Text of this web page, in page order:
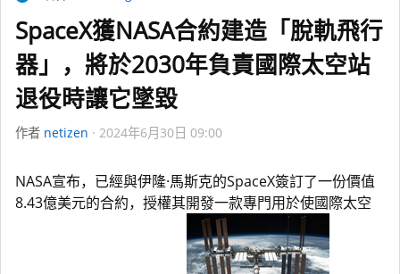
SpaceX獲NASA合約建造「脫軌飛行
器」，將於2030年負責國際太空站
退役時讓它墜毀
作者 netizen 2024年6月30日 09:00
NASA宣布，已經與伊隆·馬斯克的SpaceX簽訂了一份價值
8.43億美元的合約，授權其開發一款專門用於使國際太空